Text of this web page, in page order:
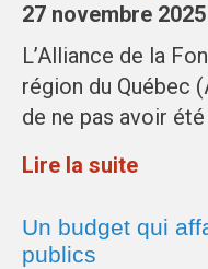
27 novembre 2025
L’Alliance de la
région du Québec
de ne pas avoir
Lire la suite
Un budget qui
publics